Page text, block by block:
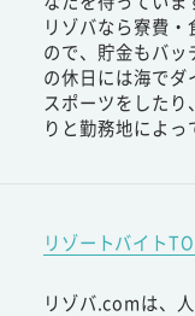
リゾバなら寮費
ので、貯金もバ
の休日には海で
スポーツをした
りと勤務地によっ
リゾートバイト
リゾバ.comは、